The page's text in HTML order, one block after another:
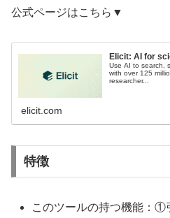
公式ページはこちら▼
Elicit: AI for
Use AI to search,
with over 125
researcher...
elicit.com
特徴
このツールの持つ機能：